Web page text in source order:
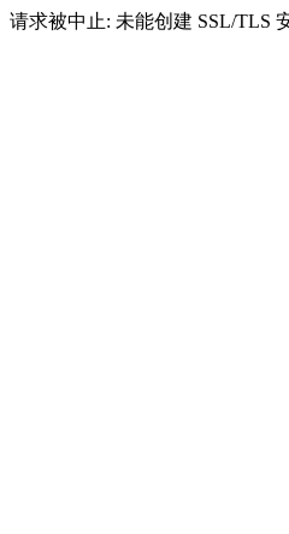
请求被中止: 未能创建 SSL/TLS